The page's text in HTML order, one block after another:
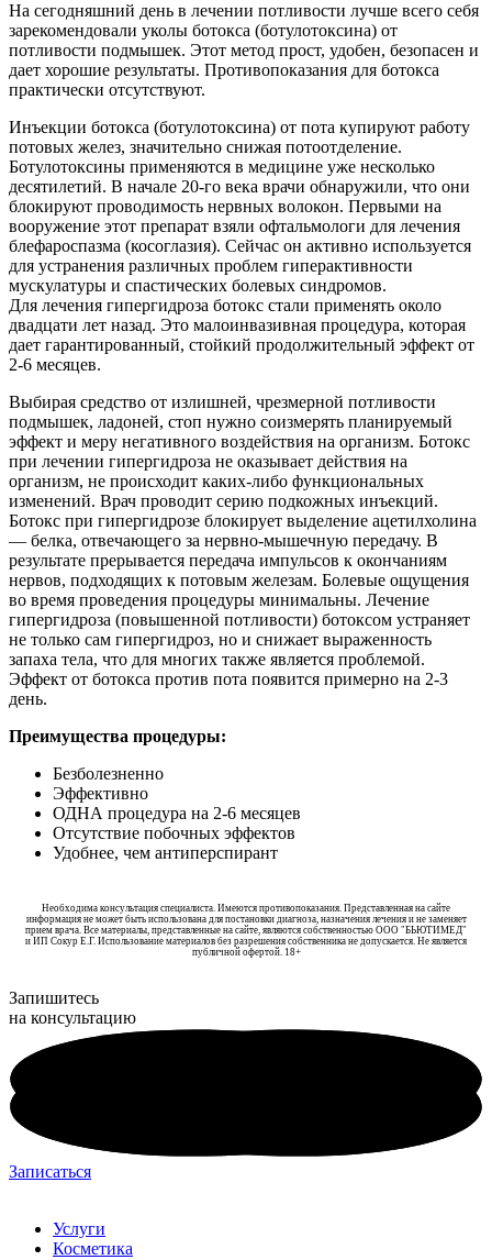
На сегодняшний день в лечении потливости лучше всего себя
зарекомендовали уколы ботокса (ботулотоксина) от
потливости подмышек. Этот метод прост, удобен, безопасен и
дает хорошие результаты. Противопоказания для ботокса
практически отсутствуют.
Инъекции ботокса (ботулотоксина) от пота купируют работу
потовых желез, значительно снижая потоотделение.
Ботулотоксины применяются в медицине уже несколько
десятилетий. В начале 20-го века врачи обнаружили, что они
блокируют проводимость нервных волокон. Первыми на
вооружение этот препарат взяли офтальмологи для лечения
блефароспазма (косоглазия). Сейчас он активно используется
для устранения различных проблем гиперактивности
мускулатуры и спастических болевых синдромов.
Для лечения гипергидроза ботокс стали применять около
двадцати лет назад. Это малоинвазивная процедура, которая
дает гарантированный, стойкий продолжительный эффект от
2-6 месяцев.
Выбирая средство от излишней, чрезмерной потливости
подмышек, ладоней, стоп нужно соизмерять планируемый
эффект и меру негативного воздействия на организм. Ботокс
при лечении гипергидроза не оказывает действия на
организм, не происходит каких-либо функциональных
изменений. Врач проводит серию подкожных инъекций.
Ботокс при гипергидрозе блокирует выделение ацетилхолина
— белка, отвечающего за нервно-мышечную передачу. В
результате прерывается передача импульсов к окончаниям
нервов, подходящих к потовым железам. Болевые ощущения
во время проведения процедуры минимальны. Лечение
гипергидроза (повышенной потливости) ботоксом устраняет
не только сам гипергидроз, но и снижает выраженность
запаха тела, что для многих также является проблемой.
Эффект от ботокса против пота появится примерно на 2-3
день.
Преимущества процедуры:
Безболезненно
Эффективно
ОДНА процедура на 2-6 месяцев
Отсутствие побочных эффектов
Удобнее, чем антиперспирант
Необходима консультация специалиста. Имеются противопоказания. Представленная на сайте
информация не может быть использована для постановки диагноза, назначения лечения и не заменяет
прием врача. Все материалы, представленные на сайте, являются собственностью ООО "БЬЮТИМЕД"
и ИП Сокур Е.Г. Использование материалов без разрешения собственника не допускается. Не является
публичной офертой. 18+
Запишитесь
на консультацию
Записаться
Услуги
Косметика